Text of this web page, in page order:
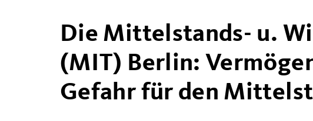
Die Mittelstands- u.
(MIT) Berlin:
Gefahr für den